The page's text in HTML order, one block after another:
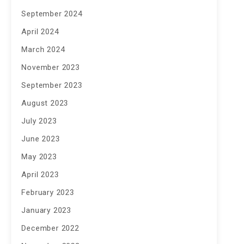
September 2024
April 2024
March 2024
November 2023
September 2023
August 2023
July 2023
June 2023
May 2023
April 2023
February 2023
January 2023
December 2022